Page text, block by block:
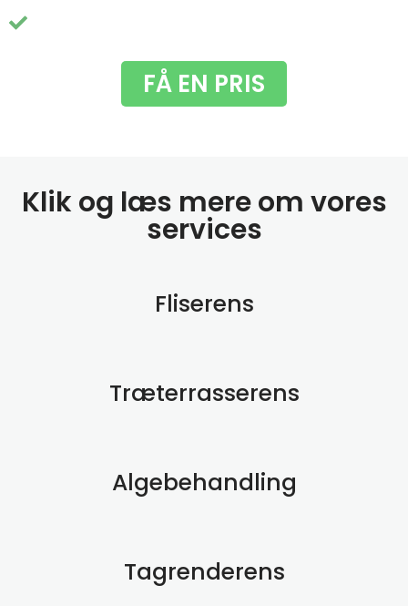
FÅ EN PRIS
Klik og læs mere om vores
services
Fliserens
Træterrasserens
Algebehandling
Tagrenderens